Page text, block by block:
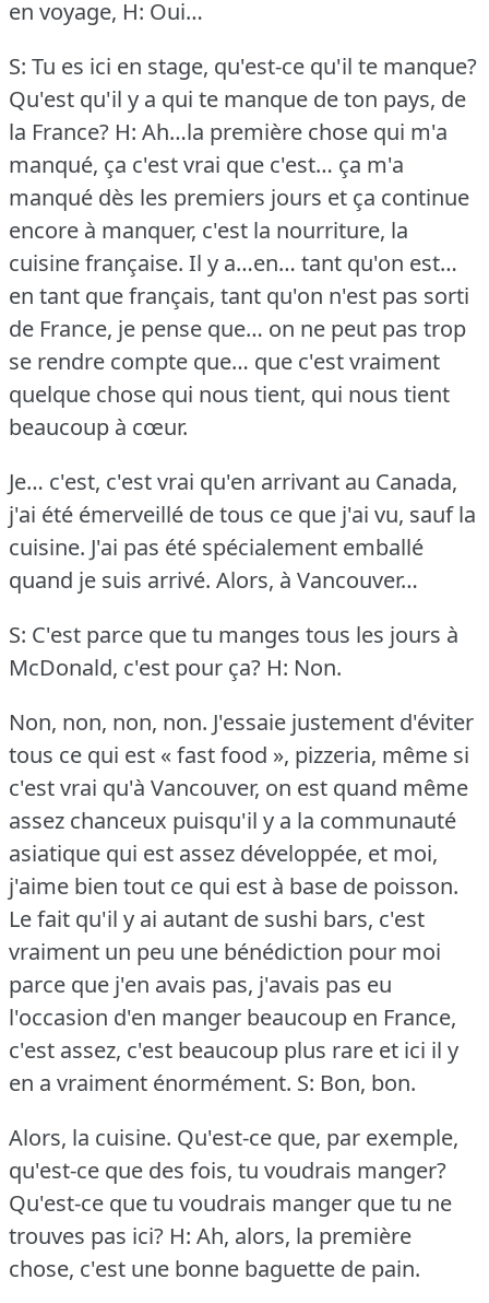
en voyage, H: Oui…
S: Tu es ici en stage, qu'est-ce qu'il te manque?
Qu'est qu'il y a qui te manque de ton pays, de
la France? H: Ah…la première chose qui m'a
manqué, ça c'est vrai que c'est… ça m'a
manqué dès les premiers jours et ça continue
encore à manquer, c'est la nourriture, la
cuisine française. Il y a…en… tant qu'on est…
en tant que français, tant qu'on n'est pas sorti
de France, je pense que… on ne peut pas trop
se rendre compte que… que c'est vraiment
quelque chose qui nous tient, qui nous tient
beaucoup à cœur.
Je… c'est, c'est vrai qu'en arrivant au Canada,
j'ai été émerveillé de tous ce que j'ai vu, sauf la
cuisine. J'ai pas été spécialement emballé
quand je suis arrivé. Alors, à Vancouver…
S: C'est parce que tu manges tous les jours à
McDonald, c'est pour ça? H: Non.
Non, non, non, non. J'essaie justement d'éviter
tous ce qui est « fast food », pizzeria, même si
c'est vrai qu'à Vancouver, on est quand même
assez chanceux puisqu'il y a la communauté
asiatique qui est assez développée, et moi,
j'aime bien tout ce qui est à base de poisson.
Le fait qu'il y ai autant de sushi bars, c'est
vraiment un peu une bénédiction pour moi
parce que j'en avais pas, j'avais pas eu
l'occasion d'en manger beaucoup en France,
c'est assez, c'est beaucoup plus rare et ici il y
en a vraiment énormément. S: Bon, bon.
Alors, la cuisine. Qu'est-ce que, par exemple,
qu'est-ce que des fois, tu voudrais manger?
Qu'est-ce que tu voudrais manger que tu ne
trouves pas ici? H: Ah, alors, la première
chose, c'est une bonne baguette de pain.